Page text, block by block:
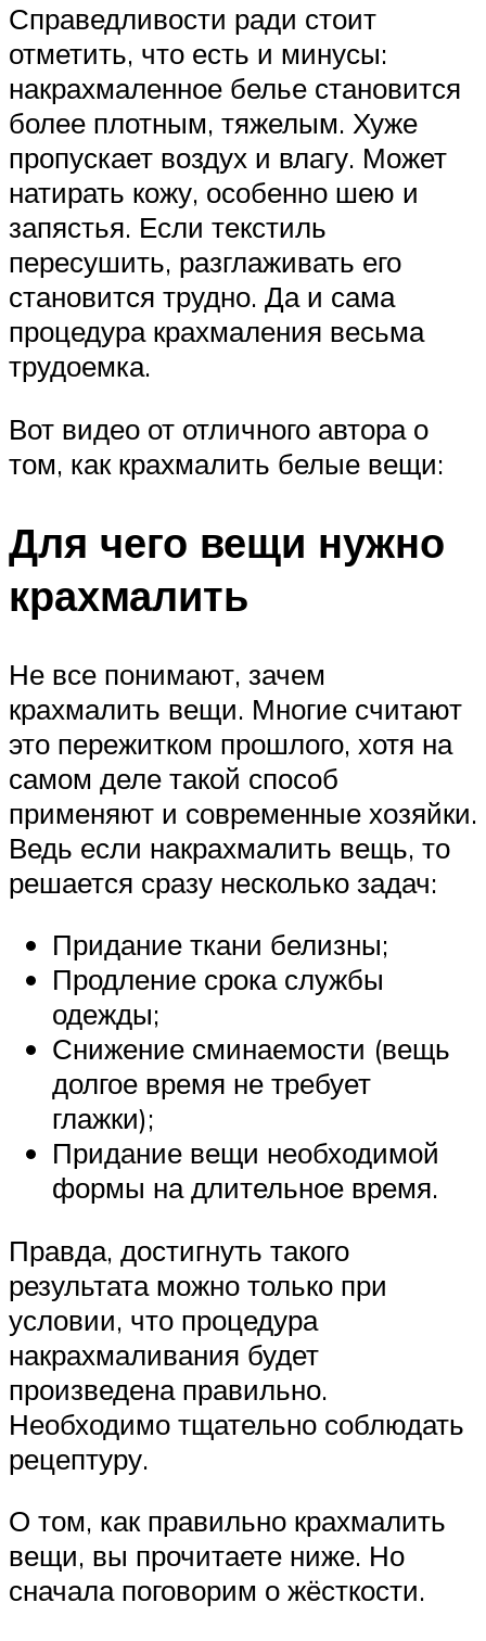
Справедливости ради стоит
отметить, что есть и минусы:
накрахмаленное белье становится
более плотным, тяжелым. Хуже
пропускает воздух и влагу. Может
натирать кожу, особенно шею и
запястья. Если текстиль
пересушить, разглаживать его
становится трудно. Да и сама
процедура крахмаления весьма
трудоемка.
Вот видео от отличного автора о
том, как крахмалить белые вещи:
Для чего вещи нужно
крахмалить
Не все понимают, зачем
крахмалить вещи. Многие считают
это пережитком прошлого, хотя на
самом деле такой способ
применяют и современные хозяйки.
Ведь если накрахмалить вещь, то
решается сразу несколько задач:
Придание ткани белизны;
Продление срока службы
одежды;
Снижение сминаемости (вещь
долгое время не требует
глажки);
Придание вещи необходимой
формы на длительное время.
Правда, достигнуть такого
результата можно только при
условии, что процедура
накрахмаливания будет
произведена правильно.
Необходимо тщательно соблюдать
рецептуру.
О том, как правильно крахмалить
вещи, вы прочитаете ниже. Но
сначала поговорим о жёсткости.